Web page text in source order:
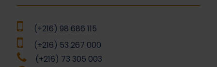
(+216) 98 686 115
(+216) 53 267 000
(+216) 73 305 003